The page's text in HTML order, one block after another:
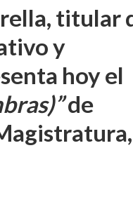
titular
y
hoy el
de